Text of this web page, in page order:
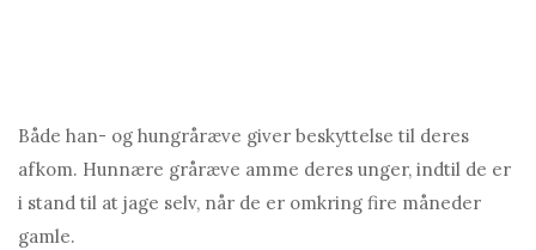
Både han- og hungråræve giver beskyttelse til deres
afkom. Hunnære gråræve amme deres unger, indtil de er
i stand til at jage selv, når de er omkring fire måneder
gamle.